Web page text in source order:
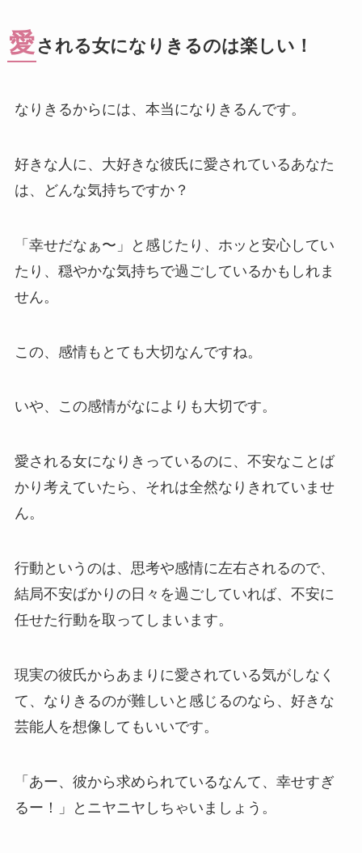
愛 される女になりきるのは楽しい！
なりきるからには、本当になりきるんです。
好きな人に、大好きな彼氏に愛されているあなた
は、どんな気持ちですか？
「幸せだなぁ〜」と感じたり、ホッと安心してい
たり、穏やかな気持ちで過ごしているかもしれま
せん。
この、感情もとても大切なんですね。
いや、この感情がなによりも大切です。
愛される女になりきっているのに、不安なことば
かり考えていたら、それは全然なりきれていませ
ん。
行動というのは、思考や感情に左右されるので、
結局不安ばかりの日々を過ごしていれば、不安に
任せた行動を取ってしまいます。
現実の彼氏からあまりに愛されている気がしなく
て、なりきるのが難しいと感じるのなら、好きな
芸能人を想像してもいいです。
「あー、彼から求められているなんて、幸せすぎ
るー！」とニヤニヤしちゃいましょう。